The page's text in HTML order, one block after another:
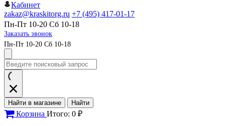
Кабинет
zakaz@kraskitorg.ru +7 (495) 417-01-17
Пн-Пт 10-20 Сб 10-18
Заказать звонок
Пн-Пт 10-20 Сб 10-18
Найти в магазине Найти
Корзина Итого: 0 ₽